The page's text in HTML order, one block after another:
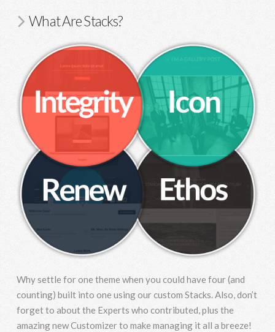
What Are Stacks?
Why settle for one theme when you could have four (and
counting) built into one using our custom Stacks. Also, don’t
forget to about the Experts who contributed, plus the
amazing new Customizer to make managing it all a breeze!